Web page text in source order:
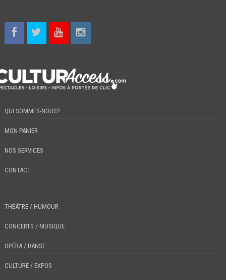
QUI SOMMES-NOUS?
MON PANIER
NOS SERVICES
CONTACT
THÉÂTRE / HUMOUR
CONCERTS / MUSIQUE
OPÉRA / DANSE
CULTURE / EXPOS